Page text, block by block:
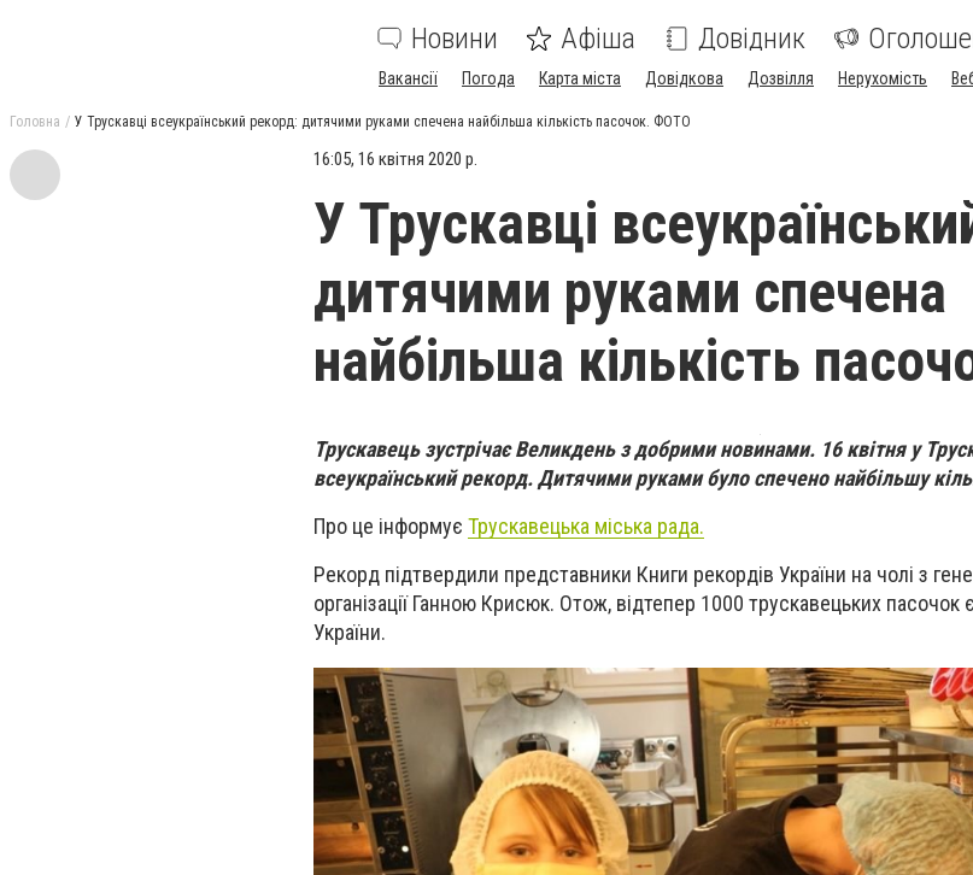
Новини Афіша Довідник
Вакансії Погода Карта міста Довідкова Дозвілля Нерухомість
Головна У Трускавці всеукраїнський рекорд: дитячими руками спечена найбільша кількість пасочок. ФОТО
16:05, 16 квітня 2020 р.
У Трускавці
дитячими руками спечена
найбільша кількість
Трускавець зустрічає Великдень з добрими новинами. 16 квітня у
всеукраїнський рекорд. Дитячими руками було спечено найбільшу
Про це інформує Трускавецька міська рада.
Рекорд підтвердили представники Книги рекордів України на чолі з
організації Ганною Крисюк. Отож, відтепер 1000 трускавецьких пасочок
України.